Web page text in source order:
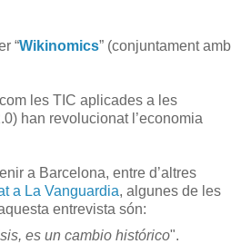
“Wikinomics” (conjuntament amb
les TIC aplicades a les
han revolucionat l’economia
a Barcelona, entre d’altres
a La Vanguardia, algunes de les
entrevista són:
es un cambio histórico".